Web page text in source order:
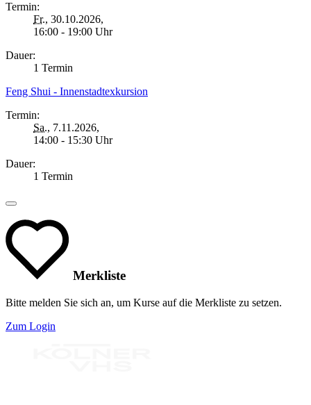
Termin:
Fr., 30.10.2026,
16:00 - 19:00 Uhr
Dauer:
1 Termin
Feng Shui - Innenstadtexkursion
Termin:
Sa., 7.11.2026,
14:00 - 15:30 Uhr
Dauer:
1 Termin
Merkliste
Bitte melden Sie sich an, um Kurse auf die Merkliste zu setzen.
Zum Login